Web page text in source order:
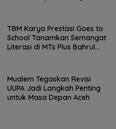
TBM Karya Prestasi Goes to
School Tanamkan Semangat
Literasi di MTs Plus Bahrul
Mualem Tegaskan Revisi
UUPA Jadi Langkah Penting
untuk Masa Depan Aceh